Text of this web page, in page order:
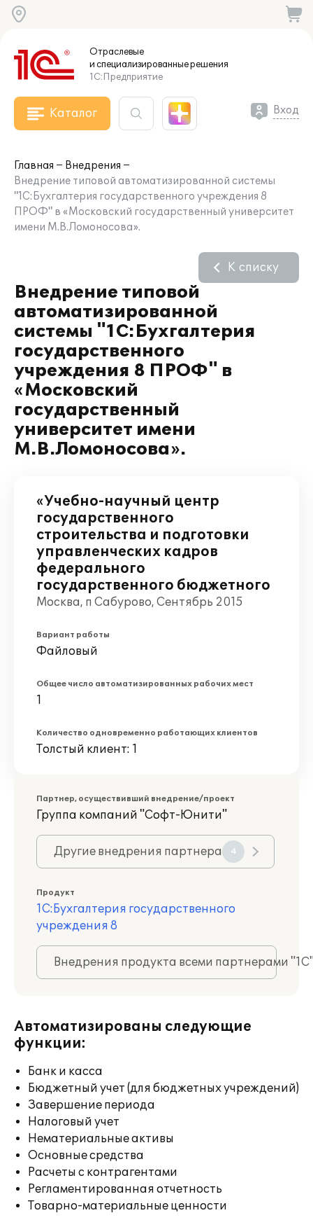
Отраслевые
и специализированныерешения
1С:Предприятие
Каталог Вход
Главная
Внедрения
Внедрение типовой автоматизированной системы
"1С:Бухгалтерия государственного учреждения 8
ПРОФ" в «Московский государственный университет
имени М.В.Ломоносова».
Внедрение типовой
автоматизированной
системы "1С:Бухгалтерия
государственного
учреждения 8 ПРОФ" в
«Московский
государственный
университет имени
М.В.Ломоносова».
К списку
«Учебно-научный центр
государственного
строительства и подготовки
управленческих кадров
федерального
государственного бюджетного
Москва, п Сабурово, Сентябрь 2015
Вариант работы
Файловый
Общее число автоматизированных рабочих мест
1
Количество одновременно работающих клиентов
Толстый клиент: 1
Партнер, осуществивший внедрение/проект
Группа компаний "Софт-Юнити"
Другие внедрения партнера 4
Продукт
1С:Бухгалтерия государственного
учреждения 8
Внедрения продукта всеми партнерами
Автоматизированы следующие
функции:
Банк и касса
Бюджетный учет (для бюджетных учреждений)
Завершение периода
Налоговый учет
Нематериальные активы
Основные средства
Расчеты с контрагентами
Регламентированная отчетность
Товарно-материальные ценности